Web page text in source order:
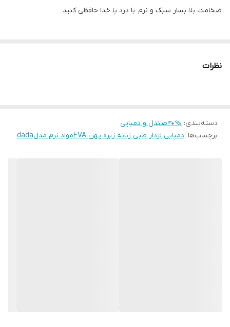
ضخامت بلا بسار سبک و نرم با درد پا خدا حافظی کنید
نظرات
دسته‌بندی: 🩴👡صندل و دمپایی
برچسب‌ها :دمپایی لژدار طبی زنانه زیره پهن EVAمواد نرم مدلdada